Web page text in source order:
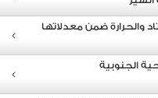
ضمن معدلاتها
الجنوبية